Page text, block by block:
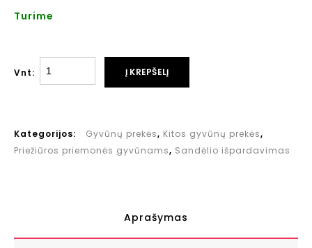
Turime
Vnt: Į KREPŠELĮ
Kategorijos: Gyvūnų prekės, Kitos gyvūnų prekės,
Priežiūros priemonės gyvūnams, Sandėlio išpardavimas
Aprašymas